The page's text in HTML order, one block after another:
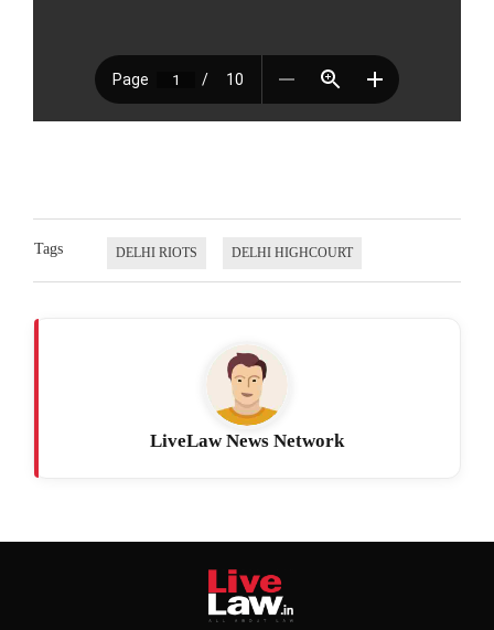
Tags DELHI RIOTS DELHI HIGHCOURT
LiveLaw News Network